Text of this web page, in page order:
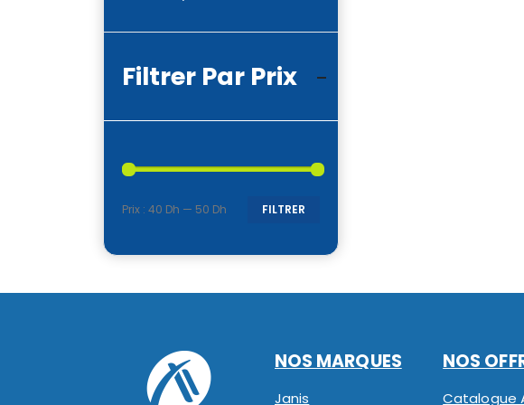
Filtrer Par Prix
FILTRER
Prix : 40 Dh — 50 Dh
NOS MARQUES
Janis
NOS
Catalogue